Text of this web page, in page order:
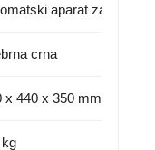
aparat za kafu
crna
x 440 x 350 mm